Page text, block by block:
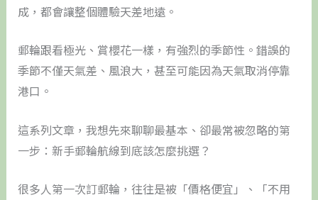
成，都會讓整個體驗天差地遠。
郵輪跟看極光、賞櫻花一樣，有強烈的季節性。錯誤的
季節不僅天氣差、風浪大，甚至可能因為天氣取消停靠
港口。
這系列文章，我想先來聊聊最基本、卻最常被忽略的第
一步：新手郵輪航線到底該怎麼挑選？
很多人第一次訂郵輪，往往是被「價格便宜」、「不用